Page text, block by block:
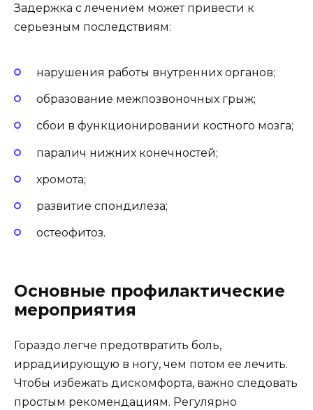
Задержка с лечением может привести к
серьезным последствиям:
нарушения работы внутренних органов;
образование межпозвоночных грыж;
сбои в функционировании костного мозга;
паралич нижних конечностей;
хромота;
развитие спондилеза;
остеофитоз.
Основные профилактические
мероприятия
Гораздо легче предотвратить боль,
иррадиирующую в ногу, чем потом ее лечить.
Чтобы избежать дискомфорта, важно следовать
простым рекомендациям. Регулярно